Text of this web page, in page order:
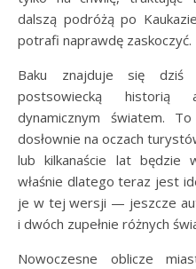
dalszą podróżą po
potrafi naprawdę zaskoczyć.
Baku znajduje się dziś
postsowiecką historią
dynamicznym światem.
dosłownie na oczach
lub kilkanaście lat będzie
właśnie dlatego teraz jest
je w tej wersji — jeszcze
i dwóch zupełnie różnych
Nowoczesne oblicze